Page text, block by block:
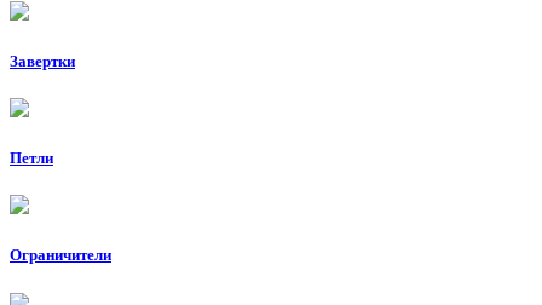
Завертки
Петли
Ограничители